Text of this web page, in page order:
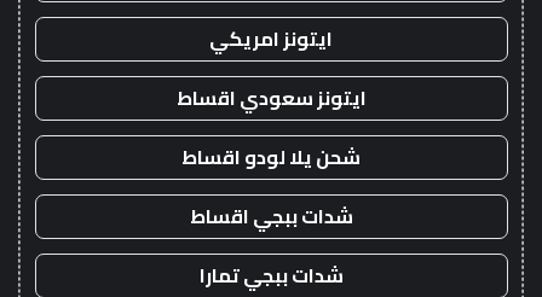
ايتونز امريكي
ايتونز سعودي اقساط
شحن يلا لودو اقساط
شدات ببجي اقساط
شدات ببجي تمارا